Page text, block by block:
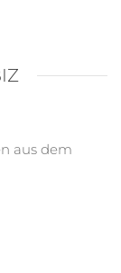
aus dem